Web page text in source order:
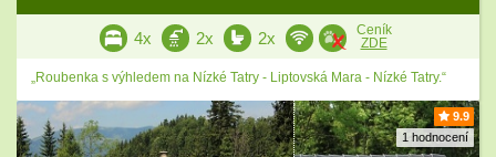
4x 2x 2x
Ceník
ZDE
„Roubenka s výhledem na Nízké Tatry - Liptovská Mara - Nízké Tatry.“
9.9
1 hodnocení